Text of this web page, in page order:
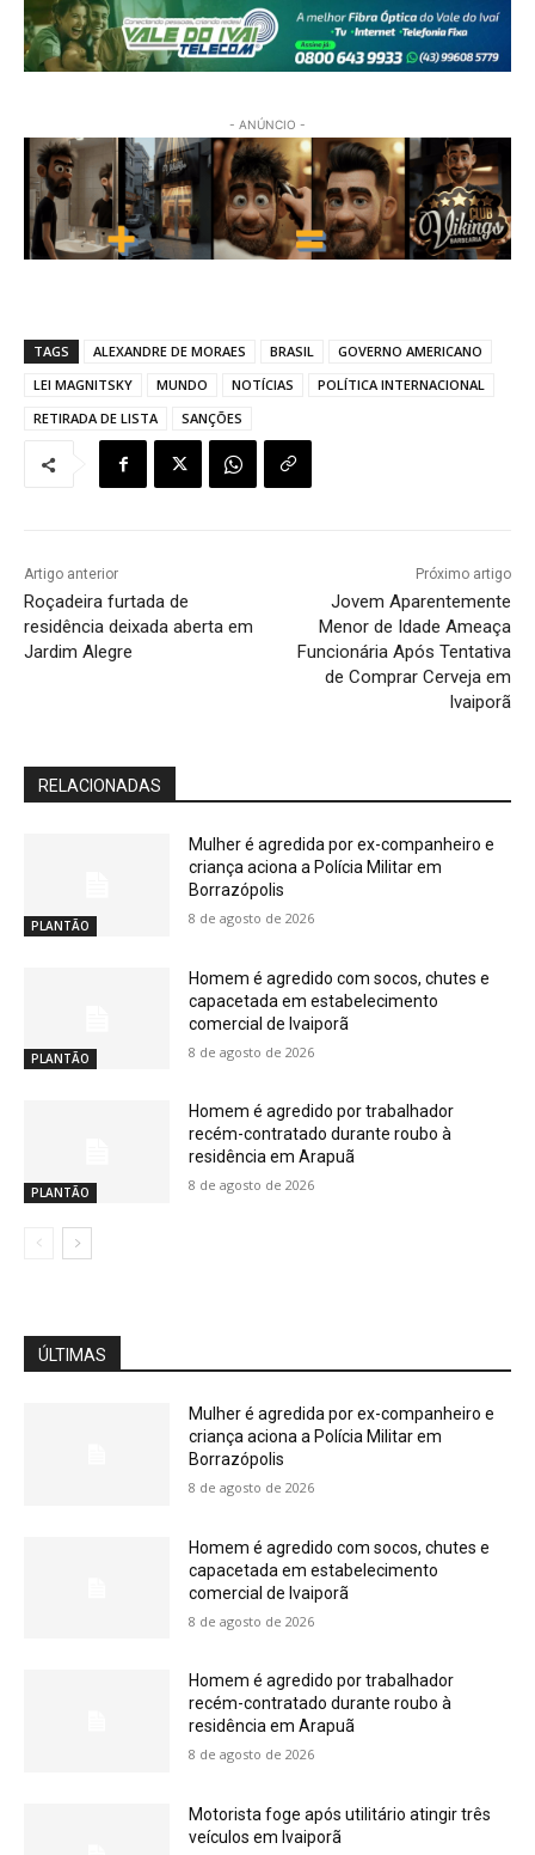
- ANÚNCIO -
TAGS ALEXANDRE DE MORAES BRASIL
GOVERNO AMERICANO
LEI MAGNITSKY
MUNDO NOTÍCIAS
POLÍTICA INTERNACIONAL
RETIRADA DE LISTA
SANÇÕES
Artigo anterior
Roçadeira furtada de
residência deixada aberta em
Jardim Alegre
Próximo artigo
Jovem Aparentemente
Menor de Idade Ameaça
Funcionária Após Tentativa
de Comprar Cerveja em
Ivaiporã
RELACIONADAS
PLANTÃO
Mulher é agredida por ex-companheiro e
criança aciona a Polícia Militar em
Borrazópolis
8 de agosto de 2026
PLANTÃO
Homem é agredido com socos, chutes e
capacetada em estabelecimento
comercial de Ivaiporã
8 de agosto de 2026
PLANTÃO
Homem é agredido por trabalhador
recém-contratado durante roubo à
residência em Arapuã
8 de agosto de 2026
ÚLTIMAS
Mulher é agredida por ex-companheiro e
criança aciona a Polícia Militar em
Borrazópolis
8 de agosto de 2026
Homem é agredido com socos, chutes e
capacetada em estabelecimento
comercial de Ivaiporã
8 de agosto de 2026
Homem é agredido por trabalhador
recém-contratado durante roubo à
residência em Arapuã
8 de agosto de 2026
Motorista foge após utilitário atingir três
veículos em Ivaiporã